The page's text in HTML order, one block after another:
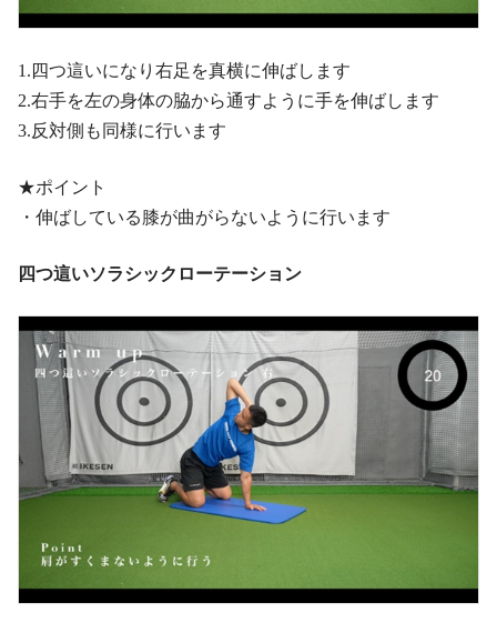
1.四つ這いになり右足を真横に伸ばします
2.右手を左の身体の脇から通すように手を伸ばします
3.反対側も同様に行います
★ポイント
・伸ばしている膝が曲がらないように行います
四つ這いソラシックローテーション